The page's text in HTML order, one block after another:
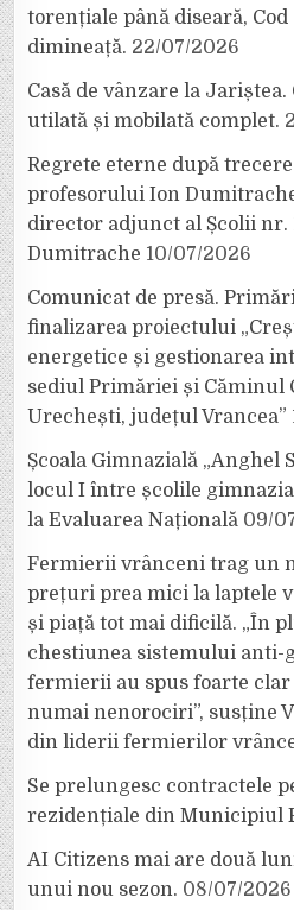
torențiale până diseară,
dimineață. 22/07/2026
Casă de vânzare la Jariștea.
utilată și mobilată complet.
Regrete eterne după
profesorului Ion
director adjunct al Școlii nr.
Dumitrache 10/07/2026
Comunicat de presă.
finalizarea proiectului
energetice și gestionarea
sediul Primăriei și Căminul
Urechești, județul Vrancea”
Școala Gimnazială „Anghel
locul I între școlile
la Evaluarea Națională 09/
Fermierii vrânceni trag un
prețuri prea mici la laptele
și piață tot mai dificilă. „În
chestiunea sistemului anti-
fermierii au spus foarte clar
numai nenorociri”, susține
din liderii fermierilor
Se prelungesc contractele
rezidențiale din Municipiul
AI Citizens mai are două
unui nou sezon. 08/07/2026